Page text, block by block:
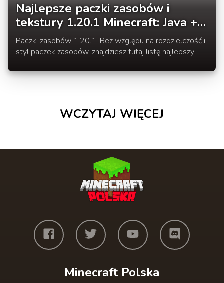
Najlepsze paczki zasobów i
tekstury 1.20.1 Minecraft: Java +
Bonus
Paczki zasobów 1.20.1. Bez względu na rozdzielczość i
styl paczek zasobów, znajdziesz tutaj listę najlepszy
Tales 1.20.1
WCZYTAJ WIĘCEJ
Minecraft Polska